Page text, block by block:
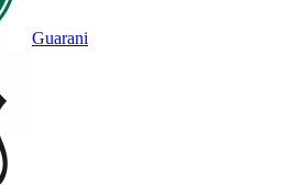
Guarani